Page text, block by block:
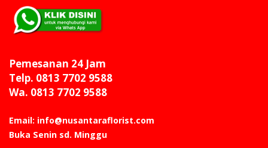
Pemesanan 24 Jam
Telp. 0813 7702 9588
Wa. 0813 7702 9588
Email: info@nusantaraflorist.com
Buka Senin sd. Minggu